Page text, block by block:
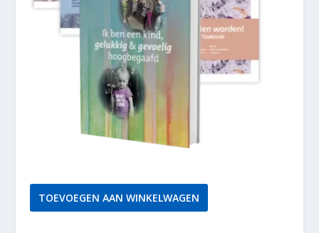
WINTER
TOEVOEGEN AAN WINKELWAGEN